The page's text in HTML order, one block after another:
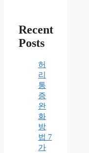
Recent
Posts
허
리
통
증
완
화
방
법 7
가